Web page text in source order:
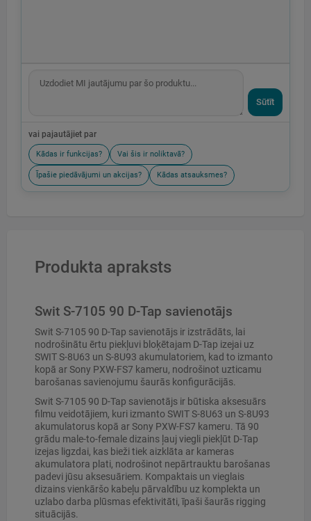
Sūtīt
vai pajautājiet par
Kādas ir funkcijas? Vai šis ir noliktavā?
Īpašie piedāvājumi un akcijas? Kādas atsauksmes?
Produkta apraksts
Swit S-7105 90 D-Tap savienotājs
Swit S-7105 90 D-Tap savienotājs ir izstrādāts, lai
nodrošinātu ērtu piekļuvi bloķētajam D-Tap izejai uz
SWIT S-8U63 un S-8U93 akumulatoriem, kad to izmanto
kopā ar Sony PXW-FS7 kameru, nodrošinot uzticamu
barošanas savienojumu šaurās konfigurācijās.
Swit S-7105 90 D-Tap savienotājs ir būtiska aksesuārs
filmu veidotājiem, kuri izmanto SWIT S-8U63 un S-8U93
akumulatorus kopā ar Sony PXW-FS7 kameru. Tā 90
grādu male-to-female dizains ļauj viegli piekļūt D-Tap
izejas ligzdai, kas bieži tiek aizklāta ar kameras
akumulatora plati, nodrošinot nepārtrauktu barošanas
padevi jūsu aksesuāriem. Kompaktais un vieglais
dizains vienkāršo kabeļu pārvaldību uz komplekta un
uzlabo darba plūsmas efektivitāti, īpaši šaurās rigging
situācijās.